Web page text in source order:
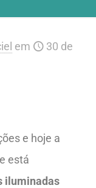
em
30 de
e hoje a
está
iluminadas